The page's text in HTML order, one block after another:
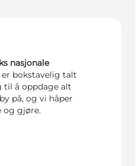
nasjonale
er bokstavelig talt
til å oppdage alt
på, og vi håper
og gjøre.